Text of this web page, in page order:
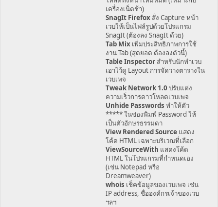
เครื่องเน็ตช้า)
SnagIt Firefox สั่ง Capture หน้า
เวบให้เป็นไฟล์รูปด้วยโปรแกรม
SnagIt (ต้องลง SnagIt ด้วย)
Tab Mix เพิ่มประสิทธิภาพการใช้
งาน Tab (สุดยอด ต้องลงตัวนี้)
Table Inspector สำหรับนักทำเวบ
เอาไว้ดู Layout การจัดวางตารางใน
เวบเพจ
Tweak Network 1.0 ปรับแต่ง
ความเร็วการดาวโหลดเวบเพจ
Unhide Passwords ทำให้ตัว
***** ในช่องพิมพ์ Password ให้
เป็นตัวอักษรธรรมดา
View Rendered Source แสดง
โค้ด HTML เฉพาะบริเวณที่เลือก
ViewSourceWith แสดงโค้ด
HTML ในโปรแกรมที่กำหนดเอง
(เช่น Notepad หรือ
Dreamweaver)
whois เช็คข้อมูลของเวบเพจ เช่น
IP address, ชื่อองค์กรเจ้าของเวบ
ฯลฯ